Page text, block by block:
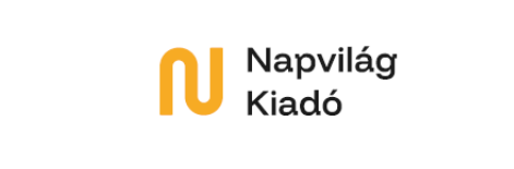
Ugrás
navigációhoz
Kilépés
tartalomba